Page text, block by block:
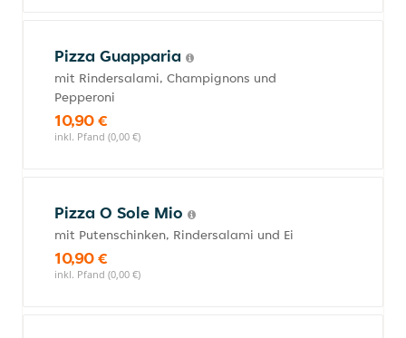
Pizza Guapparia
mit Rindersalami, Champignons und
Pepperoni
10,90 €
inkl. Pfand (0,00 €)
Pizza O Sole Mio
mit Putenschinken, Rindersalami und Ei
10,90 €
inkl. Pfand (0,00 €)